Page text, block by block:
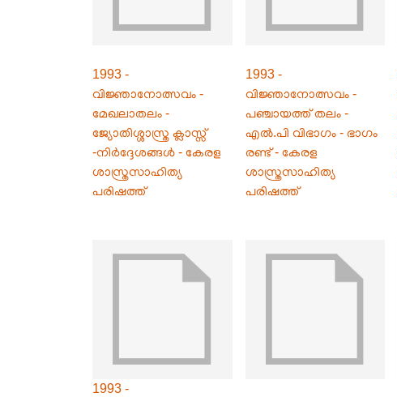
1993 -
വിജ്ഞാനോത്സവം -
മേഖലാതലം -
ജ്യോതിശ്ശാസ്ത്ര ക്ലാസ്സ്
-നിർദ്ദേശങ്ങൾ - കേരള
ശാസ്ത്രസാഹിത്യ
പരിഷത്ത്
1993 -
വിജ്ഞാനോത്സവം -
പഞ്ചായത്ത് തലം -
എൽ.പി വിഭാഗം - ഭാഗം
രണ്ട് - കേരള
ശാസ്ത്രസാഹിത്യ
പരിഷത്ത്
1993 -